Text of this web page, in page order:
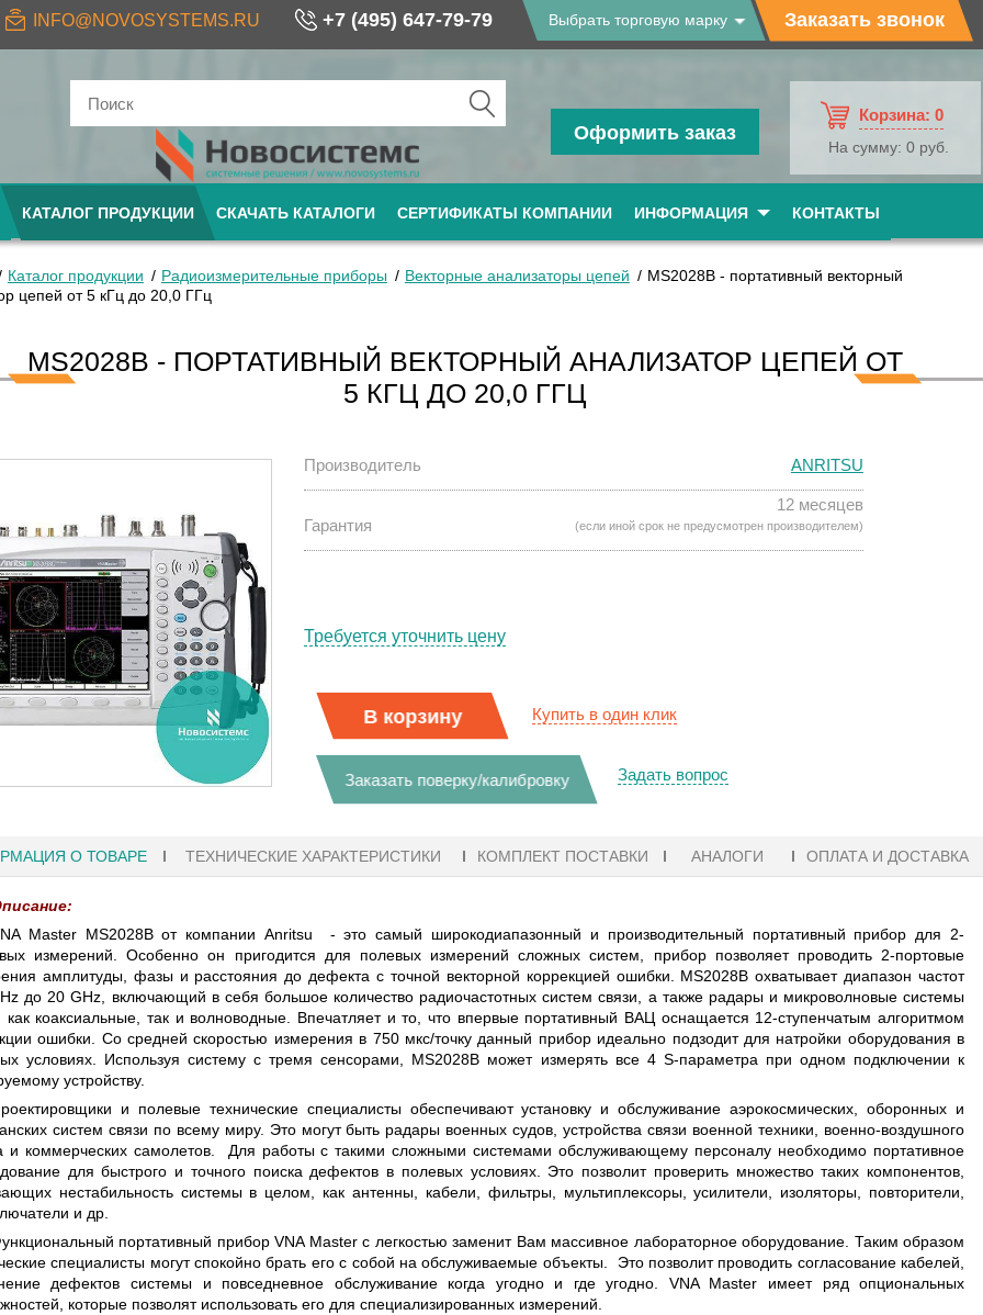
INFO@NOVOSYSTEMS.RU +7 (495) 647-79-79 Выбрать торговую марку Заказать звонок
Оформить заказ
Корзина: 0
На сумму: 0 руб.
КАТАЛОГ ПРОДУКЦИИ СКАЧАТЬ КАТАЛОГИ СЕРТИФИКАТЫ КОМПАНИИ ИНФОРМАЦИЯ КОНТАКТЫ
СЕРИИ UXR
В НАЛИЧИИ! ZVH8, АНАЛИЗАТОР
КАБЕЛЕЙ И АНТЕНН, 100 КГЦ ДО 8 ГГЦ
(ГОСРЕЕСТР РФ)
Прочитать
Каталог продукции Радиоизмерительные приборы Векторные анализаторы цепей
MS2028B - портативный векторный
цепей от 5 кГц до 20,0 ГГц
MS2028B - ПОРТАТИВНЫЙ ВЕКТОРНЫЙ АНАЛИЗАТОР ЦЕПЕЙ ОТ
5 КГЦ ДО 20,0 ГГЦ
Производитель ANRITSU
Гарантия
12 месяцев
(если иной срок не предусмотрен производителем)
Требуется уточнить цену
В корзину Купить в один клик
Заказать поверку/калибровку Задать вопрос
О ТОВАРЕ ТЕХНИЧЕСКИЕ ХАРАКТЕРИСТИКИ КОМПЛЕКТ ПОСТАВКИ АНАЛОГИ ОПЛАТА И ДОСТАВКА
Master MS2028B от компании Anritsu - это самый широкодиапазонный и производительный портативный прибор для 2-
измерений. Особенно он пригодится для полевых измерений сложных систем, прибор позволяет проводить 2-портовые
амплитуды, фазы и расстояния до дефекта с точной векторной коррекцией ошибки. MS2028B охватывает диапазон частот
до 20 GHz, включающий в себя большое количество радиочастотных систем связи, а также радары и микроволновые системы
как коаксиальные, так и волноводные. Впечатляет и то, что впервые портативный ВАЦ оснащается 12-ступенчатым алгоритмом
ошибки. Со средней скоростью измерения в 750 мкс/точку данный прибор идеально подзодит для натройки оборудования в
условиях. Используя систему с тремя сенсорами, MS2028В может измерять все 4 S-параметра при одном подключении к
устройству.
и полевые технические специалисты обеспечивают установку и обслуживание аэрокосмических, оборонных и
систем связи по всему миру. Это могут быть радары военных судов, устройства связи военной техники, военно-воздушного
и коммерческих самолетов. Для работы с такими сложными системами обслуживающему персоналу необходимо портативное
для быстрого и точного поиска дефектов в полевых условиях. Это позволит проверить множество таких компонентов,
нестабильность системы в целом, как антенны, кабели, фильтры, мультиплексоры, усилители, изоляторы, повторители,
и др.
портативный прибор VNA Master с легкостью заменит Вам массивное лабораторное оборудование. Таким образом
специалисты могут спокойно брать его с собой на обслуживаемые объекты. Это позволит проводить согласование кабелей,
дефектов системы и повседневное обслуживание когда угодно и где угодно. VNA Master имеет ряд опциональных
которые позволят использовать его для специализированных измерений.